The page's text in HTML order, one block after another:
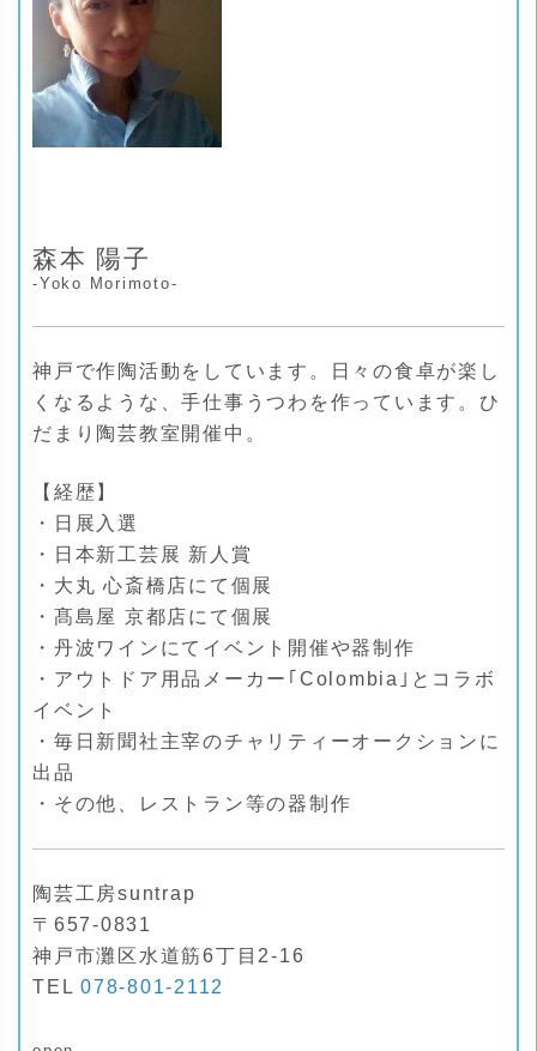
森本 陽子
-Yoko Morimoto-
神戸で作陶活動をしています。日々の食卓が楽し
くなるような、手仕事うつわを作っています。ひ
だまり陶芸教室開催中。
【経歴】
・日展入選
・日本新工芸展 新人賞
・大丸 心斎橋店にて個展
・髙島屋 京都店にて個展
・丹波ワインにてイベント開催や器制作
・アウトドア用品メーカー｢Colombia｣とコラボ
イベント
・毎日新聞社主宰のチャリティーオークションに
出品
・その他、レストラン等の器制作
陶芸工房suntrap
〒657-0831
神戸市灘区水道筋6丁目2-16
TEL078-801-2112